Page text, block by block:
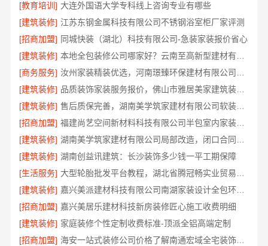
[教育培训] 大连外国语大学专科线上咨询专业有哪些
[建筑装修] 江苏东钢金属科技有限公司不锈钢浴室柜厂家评测
[招商加盟] 同城快装（湖北）科技有限公司-急装家装报价省心
[建筑装修]
[商务服务]
[建筑装修]
品质装饰家装服务报价，佛山市雅居美家建筑装饰工程有限公司
[建筑装修]
售后质保完善，湖南美学筑家建材有限公司软装配套
[招商加盟]
福建尚艺空间新材料科技有限公司半包室内家装全屋改造
[建筑装修]
[建筑装修] 湖南创益讯建筑：长沙装饰多少钱一平工期保障
[生活服务]
[建筑装修]
嘉兴美派建材科技有限公司南湖家装设计全包环保材料
[招商加盟] 嘉兴美居乐建材科技新房装修匠心施工收费明细
[建筑装修] 家庭装修个性定制收费标准-顶派全铝高端定制
[招商加盟]
海安一站式装修公司价格了解南通宏域全宅装饰建材有限公司